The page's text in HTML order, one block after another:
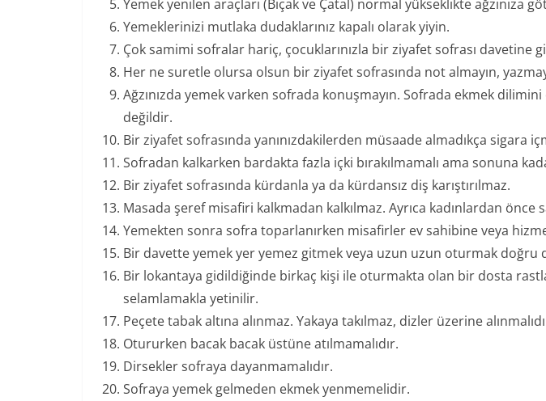
Yemek yenilen araçları (Bıçak ve Çatal) normal yükseklikte ağzınıza
Yemeklerinizi mutlaka dudaklarınız kapalı olarak yiyin.
Çok samimi sofralar hariç, çocuklarınızla bir ziyafet sofrası davetine
Her ne suretle olursa olsun bir ziyafet sofrasında not almayın,
Ağzınızda yemek varken sofrada konuşmayın. Sofrada ekmek
değildir.
Bir ziyafet sofrasında yanınızdakilerden müsaade almadıkça sigara
Sofradan kalkarken bardakta fazla içki bırakılmamalı ama sonuna
Bir ziyafet sofrasında kürdanla ya da kürdansız diş karıştırılmaz.
Masada şeref misafiri kalkmadan kalkılmaz. Ayrıca kadınlardan önce
Yemekten sonra sofra toparlanırken misafirler ev sahibine veya
Bir davette yemek yer yemez gitmek veya uzun uzun oturmak doğru
Bir lokantaya gidildiğinde birkaç kişi ile oturmakta olan bir dosta
selamlamakla yetinilir.
Peçete tabak altına alınmaz. Yakaya takılmaz, dizler üzerine
Otururken bacak bacak üstüne atılmamalıdır.
Dirsekler sofraya dayanmamalıdır.
Sofraya yemek gelmeden ekmek yenmemelidir.